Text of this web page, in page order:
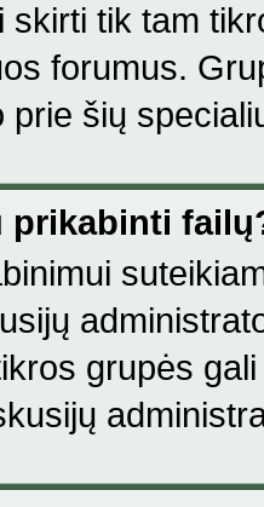
skirti tik tam
forumus.
prie šių
prikabinti
grupės